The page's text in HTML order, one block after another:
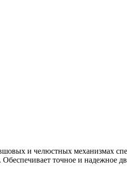
и челюстных механизмах
точное и надежное